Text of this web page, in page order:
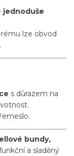
jednoduše
lze obvod
s důrazem na
bundy,
a sladěný